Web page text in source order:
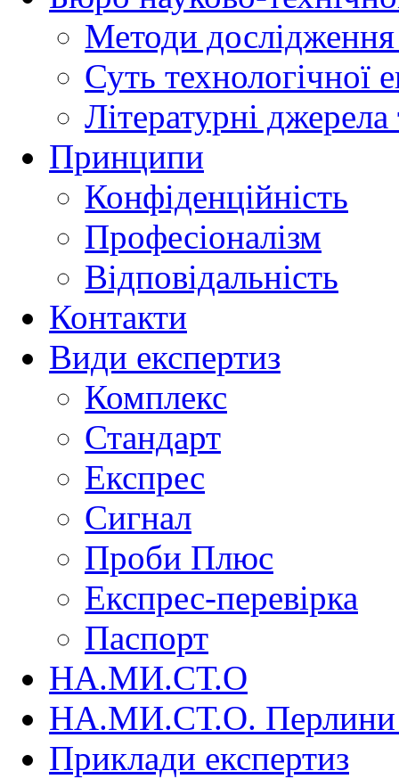
Методи
Суть технологічної
Літературні джерела
Принципи
Конфіденційність
Професіоналізм
Відповідальність
Контакти
Види експертиз
Комплекс
Стандарт
Експрес
Сигнал
Проби Плюс
Експрес-перевірка
Паспорт
НА.МИ.СТ.О
НА.МИ.СТ.О. Перлини
Приклади експертиз